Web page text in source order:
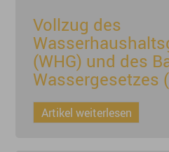
Vollzug des
(WHG) und des
Wassergesetzes
Artikel weiterlesen